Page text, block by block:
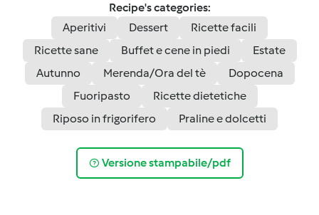
Recipe's categories:
Aperitivi
Dessert
Ricette facili
Ricette sane
Buffet e cene in piedi
Estate
Autunno
Merenda/Ora del tè
Dopocena
Fuoripasto
Ricette dietetiche
Riposo in frigorifero
Praline e dolcetti
Versione stampabile/pdf